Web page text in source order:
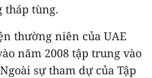
tháp tùng.
thường niên của UAE
năm 2008 tập trung vào
sự tham dự của Tập